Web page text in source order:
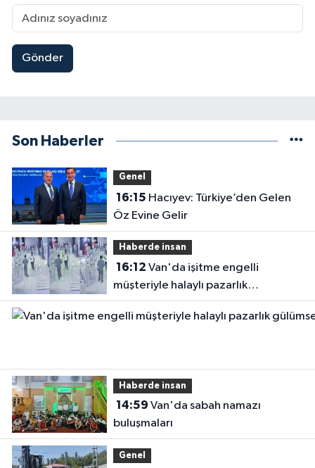
Gönder
Son Haberler
Genel
16:15
Öz Evine Gelir
Haberde insan
16:12
müşteriyle halaylı pazarlık
gülümsetti
Haberde insan
14:59
buluşmaları
Genel